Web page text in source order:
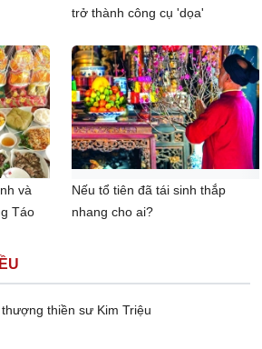
trở thành công cụ 'dọa'
và
Táo
Nếu tổ tiên đã tái sinh thắp
nhang cho ai?
thượng thiền sư Kim Triệu